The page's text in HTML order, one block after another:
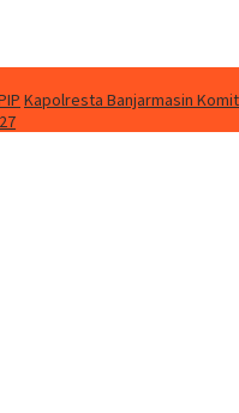
Kapolresta Banjarmasin